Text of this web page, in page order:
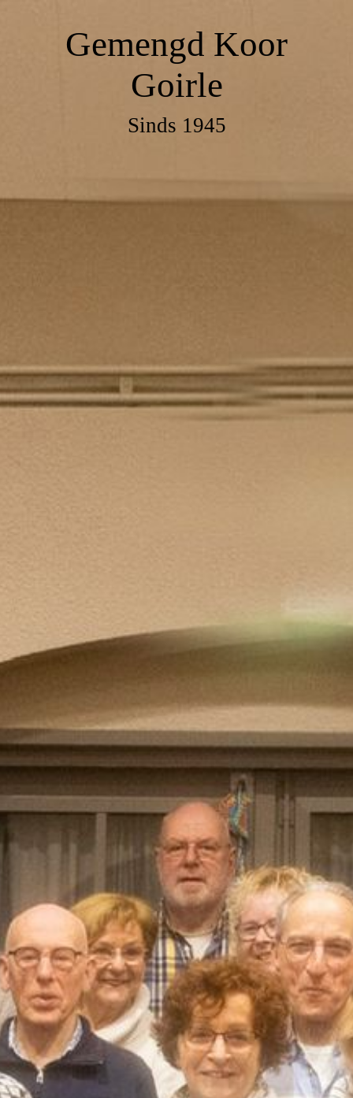
Gemengd Koor
Goirle
Sinds 1945